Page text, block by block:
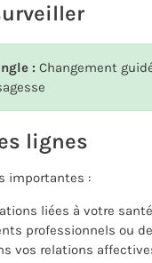
: Changement
lignes
importantes :
liées à votre
professionnels ou
vos relations